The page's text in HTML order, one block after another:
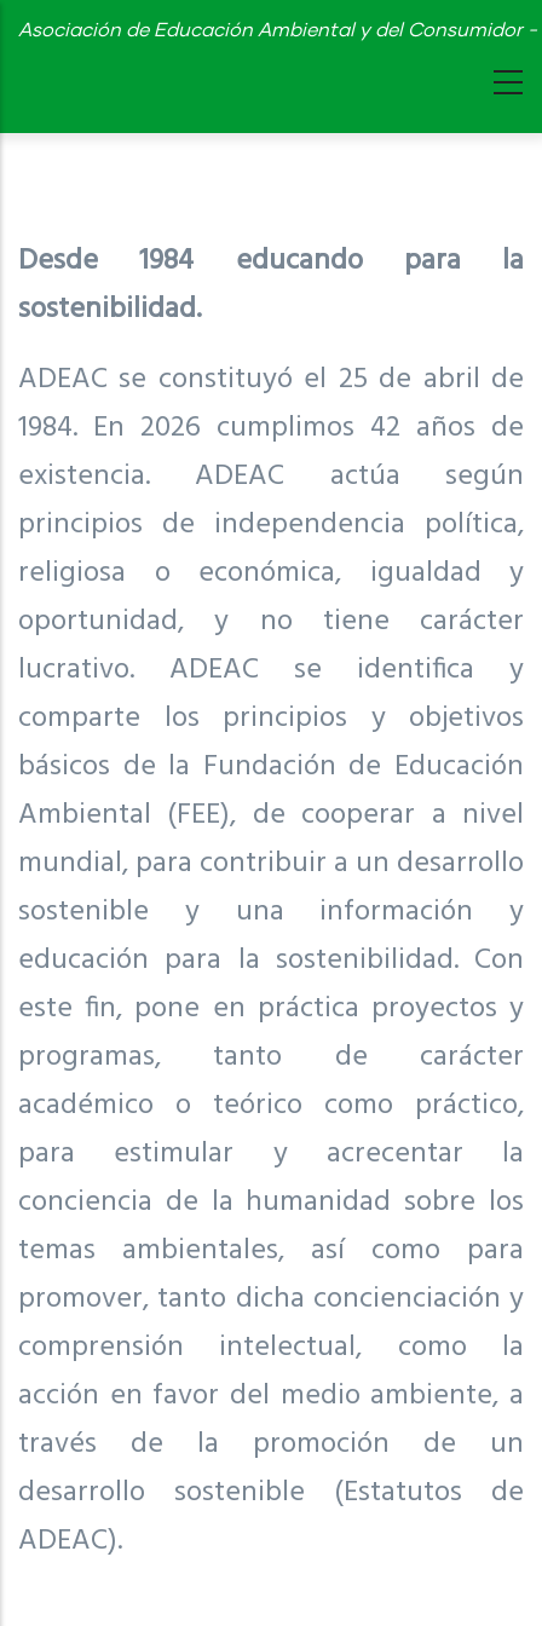
Skip
content
Asociación de Educación Ambiental y del Consumidor
Desde 1984 educando para la
sostenibilidad.
ADEAC se constituyó el 25 de abril de
1984. En 2026 cumplimos 42 años de
existencia. ADEAC actúa según
principios de independencia política,
religiosa o económica, igualdad y
oportunidad, y no tiene carácter
lucrativo. ADEAC se identifica y
comparte los principios y objetivos
básicos de la Fundación de Educación
Ambiental (FEE), de cooperar a nivel
mundial, para contribuir a un desarrollo
sostenible y una información y
educación para la sostenibilidad. Con
este fin, pone en práctica proyectos y
programas, tanto de carácter
académico o teórico como práctico,
para estimular y acrecentar la
conciencia de la humanidad sobre los
temas ambientales, así como para
promover, tanto dicha concienciación y
comprensión intelectual, como la
acción en favor del medio ambiente, a
través de la promoción de un
desarrollo sostenible (Estatutos de
ADEAC).